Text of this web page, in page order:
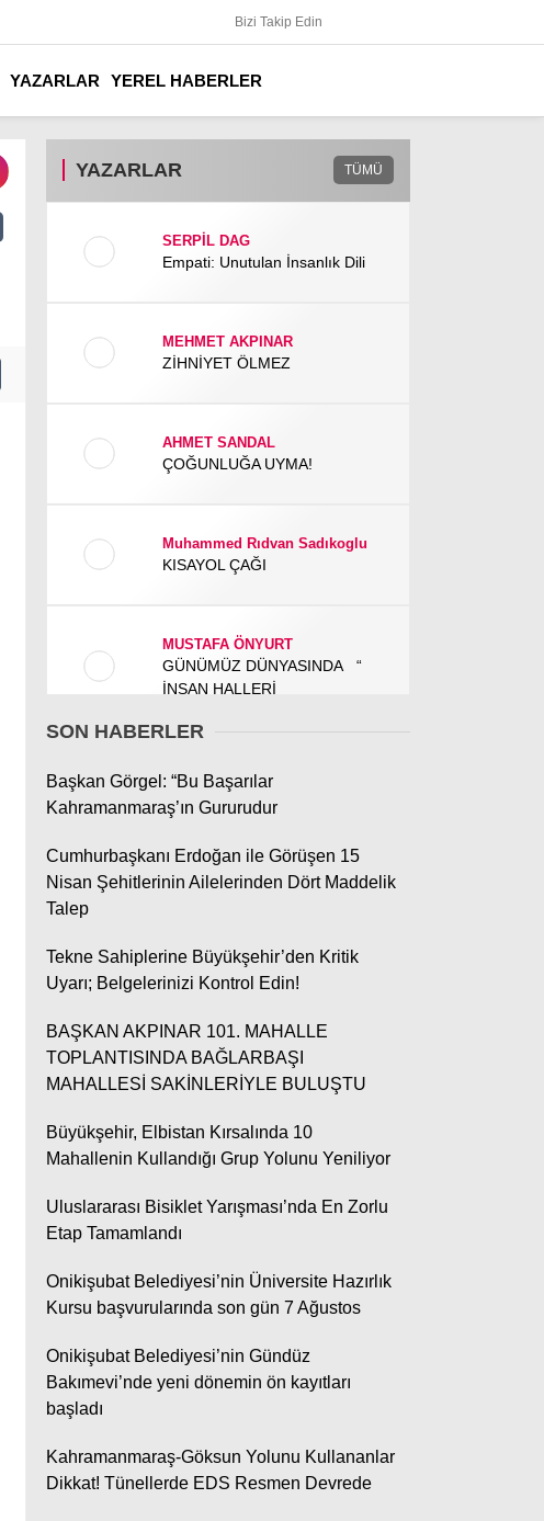
GÜNDEM
SPOR
YAZARLAR
Instagram
Bizi Takip Edin
YAZARLAR YEREL HABERLER
YAZARLAR TÜMÜ
SERPİL DAG
Empati: Unutulan İnsanlık Dili
MEHMET AKPINAR
ZİHNİYET ÖLMEZ
AHMET SANDAL
ÇOĞUNLUĞA UYMA!
Muhammed Rıdvan Sadıkoglu
KISAYOL ÇAĞI
MUSTAFA ÖNYURT
GÜNÜMÜZ DÜNYASINDA “
İNSAN HALLERİ
Çınaraltı Yeniden Açıldı…
Aslında Hatıralar Kapısını
Sevdası, Bir de Yurt Çilesi
Av. Abdulsamed Ornek
Halka Arz Kavramı ve Hukuki
Niteliği
SON HABERLER
Başkan Görgel: “Bu Başarılar
Kahramanmaraş’ın Gururudur
Cumhurbaşkanı Erdoğan ile Görüşen 15
Nisan Şehitlerinin Ailelerinden Dört Maddelik
Talep
Tekne Sahiplerine Büyükşehir’den Kritik
Uyarı; Belgelerinizi Kontrol Edin!
BAŞKAN AKPINAR 101. MAHALLE
TOPLANTISINDA BAĞLARBAŞI
MAHALLESİ SAKİNLERİYLE BULUŞTU
Büyükşehir, Elbistan Kırsalında 10
Mahallenin Kullandığı Grup Yolunu Yeniliyor
Uluslararası Bisiklet Yarışması’nda En Zorlu
Etap Tamamlandı
Onikişubat Belediyesi’nin Üniversite Hazırlık
Kursu başvurularında son gün 7 Ağustos
Onikişubat Belediyesi’nin Gündüz
Bakımevi’nde yeni dönemin ön kayıtları
başladı
Kahramanmaraş-Göksun Yolunu Kullananlar
Dikkat! Tünellerde EDS Resmen Devrede